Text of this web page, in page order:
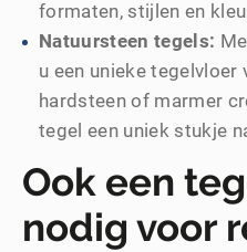
formaten, stijlen en
Natuursteen tegels:
u een unieke tegelvloer
hardsteen of marmer
tegel een uniek stukje
Ook een
nodig voor